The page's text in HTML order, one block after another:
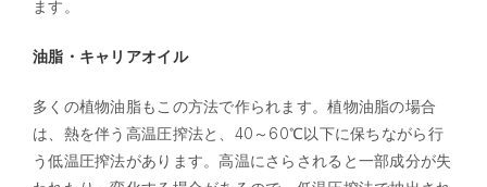
ます。
油脂・キャリアオイル
多くの植物油脂もこの方法で作られます。植物油脂の場合
は、熱を伴う高温圧搾法と、40～60℃以下に保ちながら行
う低温圧搾法があります。高温にさらされると一部成分が失